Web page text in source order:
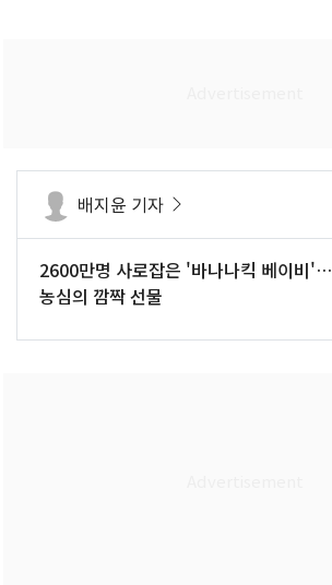
배지윤 기자
2600만명 사로잡은 '바나나킥 베이비'…
농심의 깜짝 선물